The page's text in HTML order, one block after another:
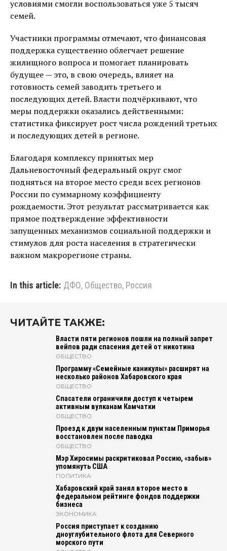
условиями смогли воспользоваться уже 5 тысяч
семей.
Участники программы отмечают, что финансовая
поддержка существенно облегчает решение
жилищного вопроса и помогает планировать
будущее — это, в свою очередь, влияет на
готовность семей заводить третьего и
последующих детей. Власти подчёркивают, что
меры поддержки оказались действенными:
статистика фиксирует рост числа рождений третьих
и последующих детей в регионе.
Благодаря комплексу принятых мер
Дальневосточный федеральный округ смог
подняться на второе место среди всех регионов
России по суммарному коэффициенту
рождаемости. Этот результат рассматривается как
прямое подтверждение эффективности
запущенных механизмов социальной поддержки и
стимулов для роста населения в стратегически
важном макрорегионе страны.
In this article: ДФО, Общество, Россия
ЧИТАЙТЕ ТАКЖЕ:
Власти пяти регионов пошли на полный запрет
вейпов ради спасения детей от никотина
ОБЩЕСТВО
Программу «Семейные каникулы» расширят на
несколько районов Хабаровского края
ОБЩЕСТВО
Спасатели ограничили доступ к четырем
активным вулканам Камчатки
ОБЩЕСТВО
Проезд к двум населенным пунктам Приморья
восстановлен после паводка
ОБЩЕСТВО
Мэр Хиросимы раскритиковал Россию, «забыв»
упомянуть США
ПОЛИТИКА
Хабаровский край занял второе место в
федеральном рейтинге фондов поддержки
бизнеса
ЭКОНОМИКА
Россия приступает к созданию
дноуглубительного флота для Северного
морского пути